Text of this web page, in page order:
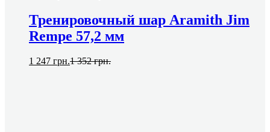
Тренировочный шар Aramith Jim
Rempe 57,2 мм
1 247 грн.1 352грн.